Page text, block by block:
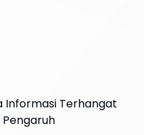
Informasi Terhangat